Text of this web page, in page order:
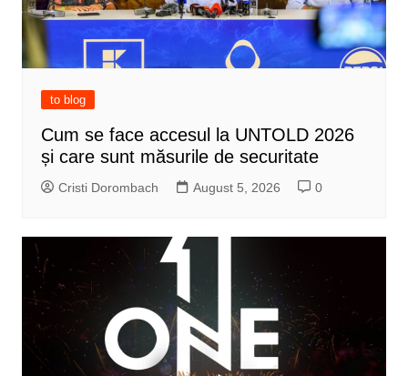
to blog
Cum se face accesul la UNTOLD 2026
și care sunt măsurile de securitate
Cristi Dorombach August 5, 2026 0